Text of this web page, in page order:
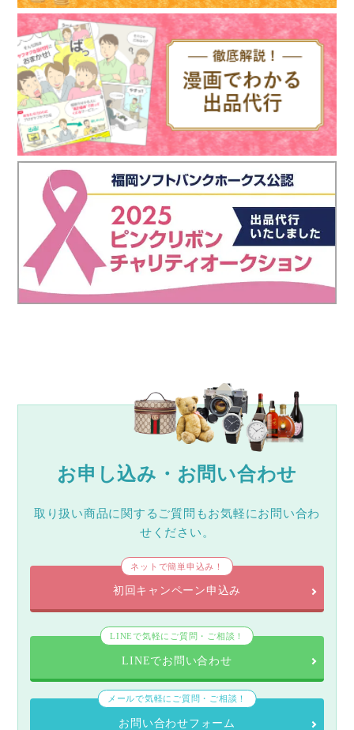
お申し込み・お問い合わせ
取り扱い商品に関するご質問もお気軽にお問い合わ
せください。
ネットで簡単申込み！
初回キャンペーン申込み
LINEで気軽にご質問・ご相談！
LINEでお問い合わせ
メールで気軽にご質問・ご相談！
お問い合わせフォーム